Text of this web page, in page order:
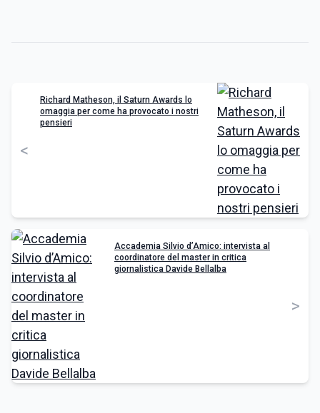
<
Richard Matheson, il Saturn Awards lo
omaggia per come ha provocato i nostri
pensieri
Accademia Silvio d’Amico: intervista al
coordinatore del master in critica
giornalistica Davide Bellalba
>